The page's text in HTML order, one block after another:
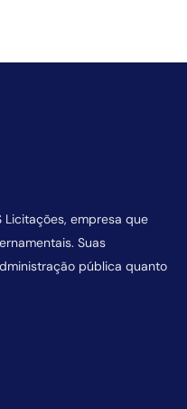
Licitações, empresa que
Suas
pública quanto